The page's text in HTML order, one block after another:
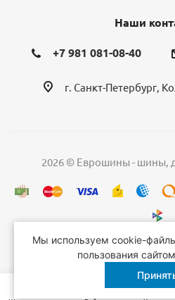
Наши
+7 981 081-08-40
г. Санкт-Петербург,
2026 © Еврошины - шины,
Мы используем cookie-
пользования